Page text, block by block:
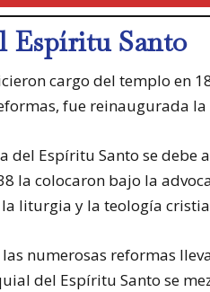
Espíritu Santo
cargo del templo en
fue reinaugurada la
del Espíritu Santo se debe
la colocaron bajo la
liturgia y la teología
las numerosas reformas
del Espíritu Santo se